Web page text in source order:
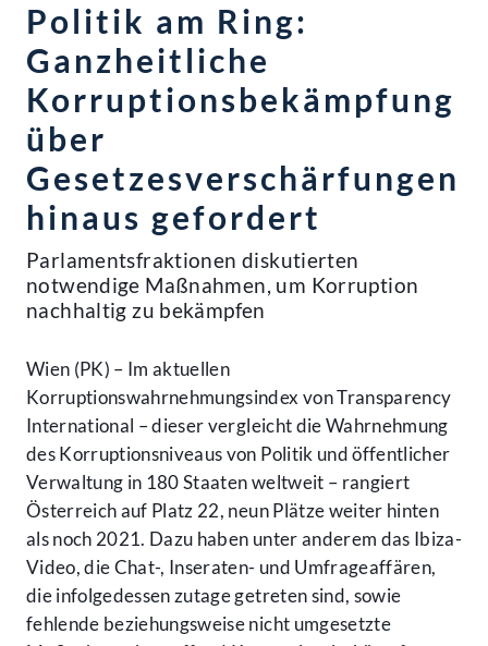
Politik am Ring:
Ganzheitliche
Korruptionsbekämpfung
über
Gesetzesverschärfungen
hinaus gefordert
Parlamentsfraktionen diskutierten
notwendige Maßnahmen, um Korruption
nachhaltig zu bekämpfen
Wien (PK) – Im aktuellen
Korruptionswahrnehmungsindex von Transparency
International – dieser vergleicht die Wahrnehmung
des Korruptionsniveaus von Politik und öffentlicher
Verwaltung in 180 Staaten weltweit – rangiert
Österreich auf Platz 22, neun Plätze weiter hinten
als noch 2021. Dazu haben unter anderem das Ibiza-
Video, die Chat-, Inseraten- und Umfrageaffären,
die infolgedessen zutage getreten sind, sowie
fehlende beziehungsweise nicht umgesetzte